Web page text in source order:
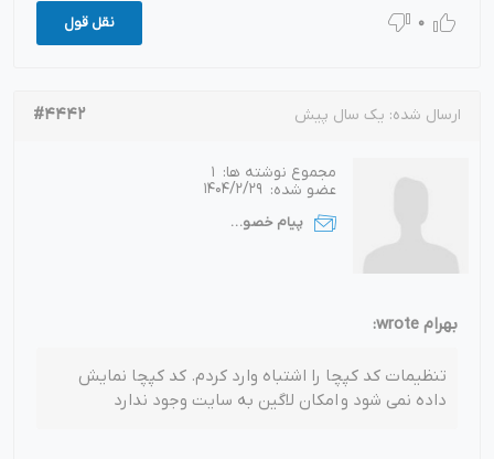
نقل قول 0
ارسال شده: یک سال پیش #4442
مجموع نوشته ها: 1
عضو شده: 1404/2/29
پیام خصوصی
بهرام wrote:
تنظیمات کد کپچا را اشتباه وارد کردم. کد کپچا نمایش
داده نمی شود و امکان لاگین به سایت وجود ندارد